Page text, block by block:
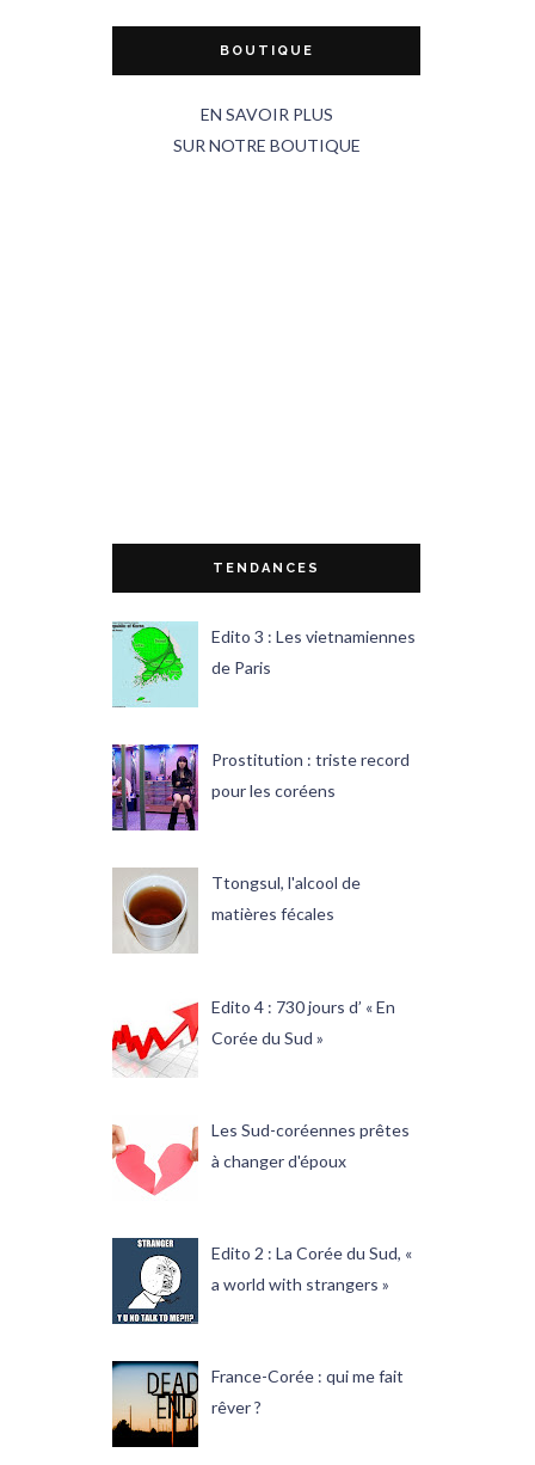
BOUTIQUE
EN SAVOIR PLUS
SUR NOTRE BOUTIQUE
TENDANCES
Edito 3 : Les vietnamiennes
de Paris
Prostitution : triste record
pour les coréens
Ttongsul, l'alcool de
matières fécales
Edito 4 : 730 jours d’ « En
Corée du Sud »
Les Sud-coréennes prêtes
à changer d'époux
Edito 2 : La Corée du Sud, «
a world with strangers »
France-Corée : qui me fait
rêver ?